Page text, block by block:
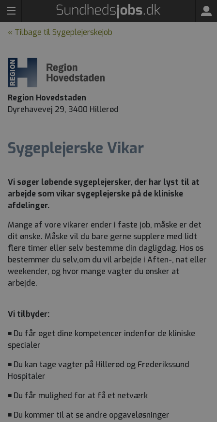
« Tilbage til Sygeplejerskejob
Region Hovedstaden
Dyrehavevej 29, 3400 Hillerød
Sygeplejerske Vikar
Vi søger løbende sygeplejersker, der har lyst til at
arbejde som vikar sygeplejerske på de kliniske
afdelinger.
Mange af vore vikarer ender i faste job, måske er det
dit ønske. Måske vil du bare gerne supplere med lidt
flere timer eller selv bestemme din dagligdag. Hos os
bestemmer du selv,om du vil arbejde i Aften-, nat eller
weekender, og hvor mange vagter du ønsker at
arbejde.
Vi tilbyder:
◾ Du får øget dine kompetencer indenfor de kliniske
specialer
◾ Du kan tage vagter på Hillerød og Frederikssund
Hospitaler
◾ Du får mulighed for at få et netværk
◾ Du kommer til at se andre opgaveløsninger